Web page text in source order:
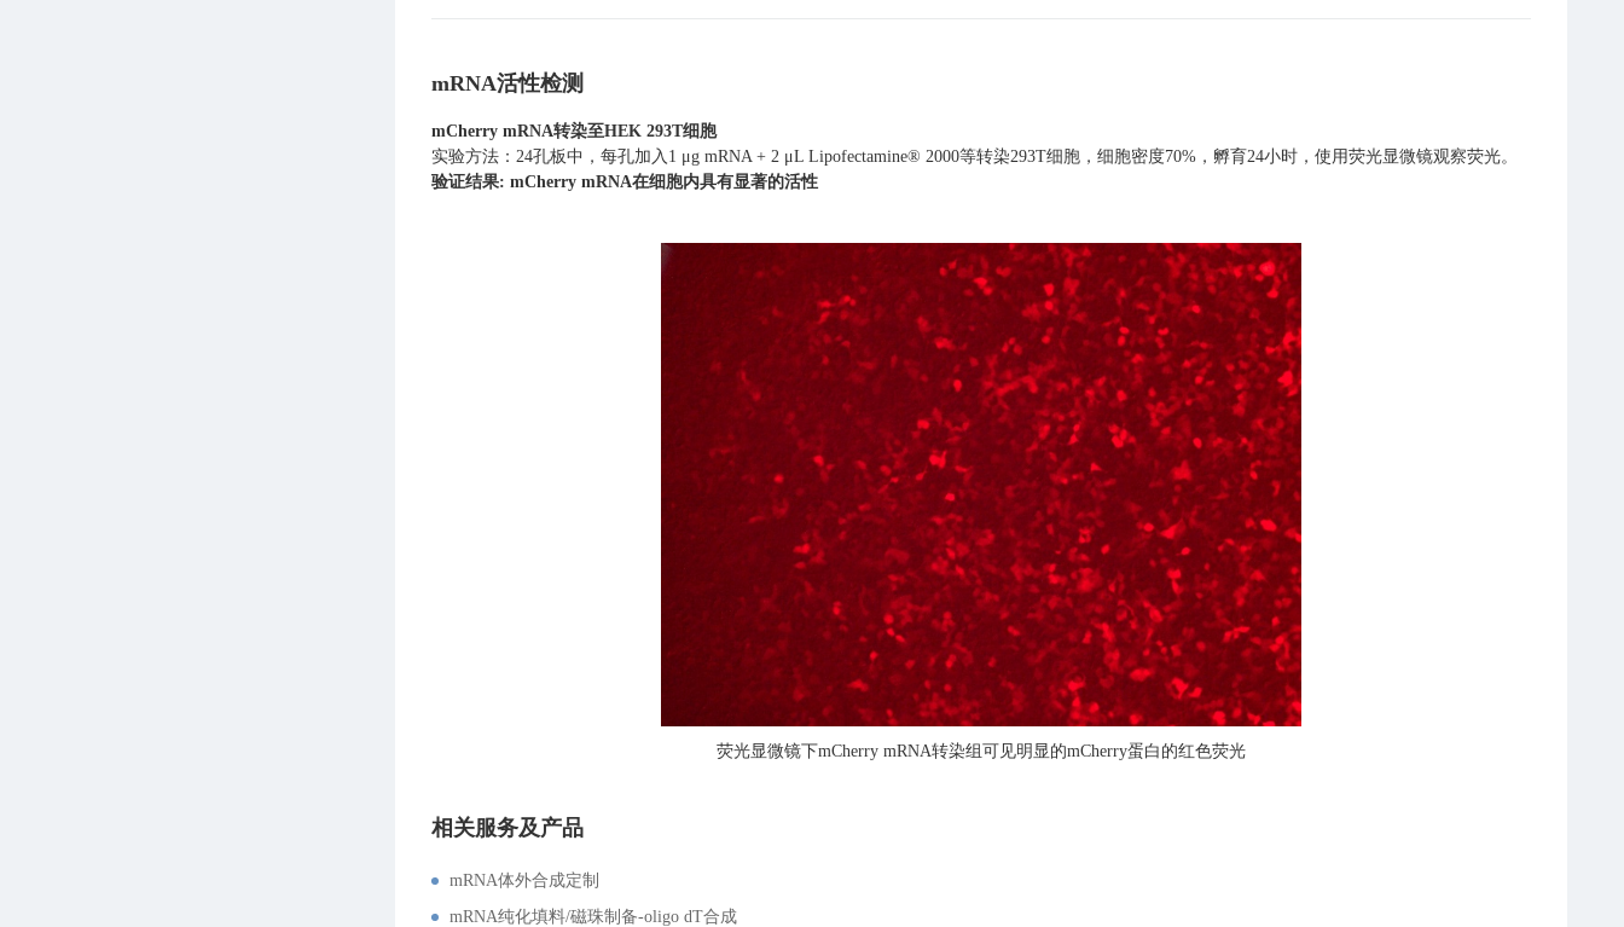
mRNA活性检测
mCherry mRNA转染至HEK 293T细胞
实验方法：24孔板中，每孔加入1 μg mRNA + 2 μL Lipofectamine® 2000等转染293T细胞，细胞密度70%，孵育24小时，使用荧光显微镜观察荧光。
验证结果: mCherry mRNA在细胞内具有显著的活性
荧光显微镜下mCherry mRNA转染组可见明显的mCherry蛋白的红色荧光
相关服务及产品
mRNA体外合成定制
mRNA纯化填料/磁珠制备-oligo dT合成